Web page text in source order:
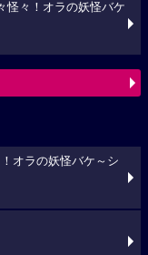
々！オラの妖怪バケ
オラの妖怪バケ～シ